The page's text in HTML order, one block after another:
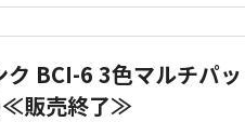
ク BCI-6 3色マルチパッ
販売終了≫